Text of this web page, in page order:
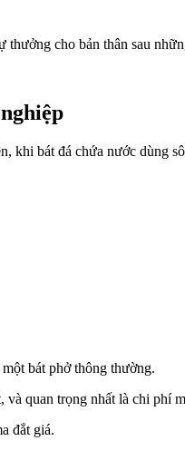
cho bản thân sau
bát đá chứa nước dùng
bát phở thông thường.
quan trọng nhất là chi phí
đắt giá.